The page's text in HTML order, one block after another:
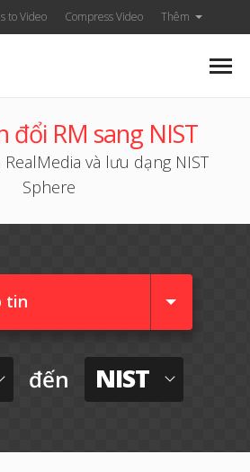
to Video Compress Video Thêm
đổi RM sang NIST
và lưu dạng NIST
Sphere
tin
đến NIST